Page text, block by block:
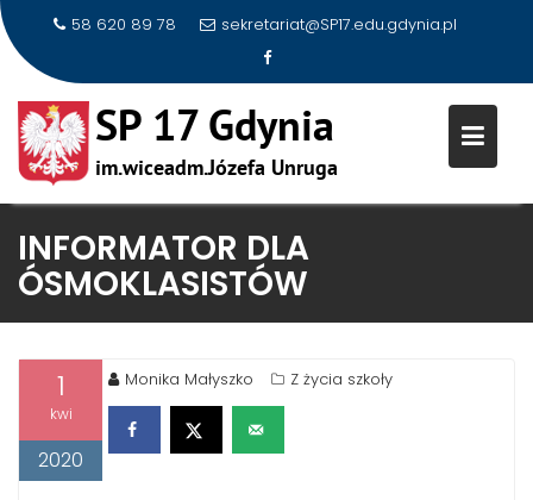
content
58 620 89 78 sekretariat@SP17.edu.gdynia.pl
INFORMATOR DLA
ÓSMOKLASISTÓW
1
kwi
2020
Monika Małyszko Z życia szkoły